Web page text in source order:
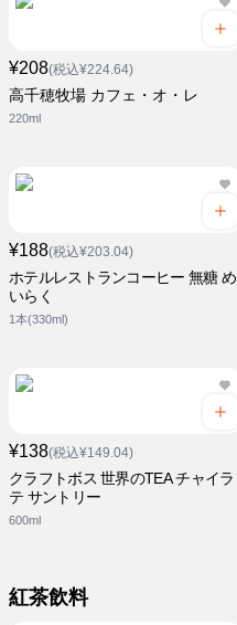
¥208(税込¥224.64)
高千穂牧場 カフェ・オ・レ
220ml
¥188(税込¥203.04)
ホテルレストランコーヒー 無糖 め
いらく
1本(330ml)
¥138(税込¥149.04)
クラフトボス 世界のTEA チャイラ
テ サントリー
600ml
紅茶飲料